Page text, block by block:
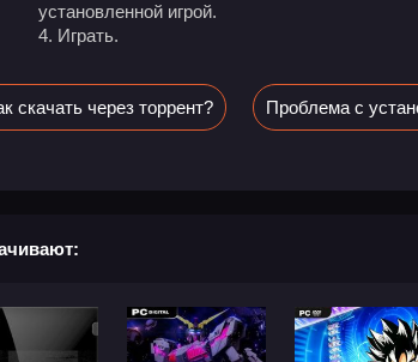
установленной игрой.
Играть.
скачать через торрент? Проблема с